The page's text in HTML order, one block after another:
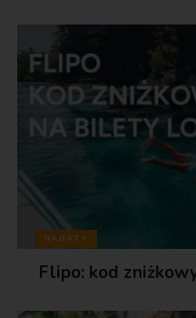
RABATY
Flipo: kod